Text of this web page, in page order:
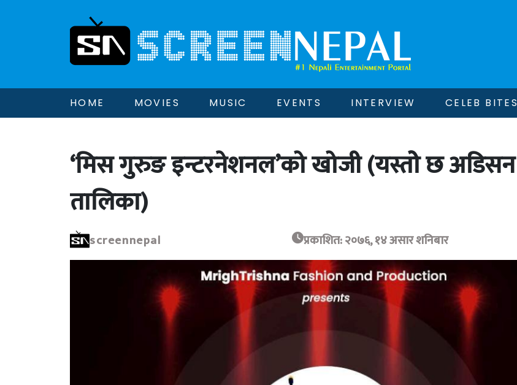
HOME MOVIES MUSIC EVENTS INTERVIEW CELEB BITES
‘मिस गुरुङ इन्टरनेशनल’को खोजी (यस्तोे छ अडिसन
तालिका)
screennepal प्रकाशित: २०७६, १४ असार शनिबार